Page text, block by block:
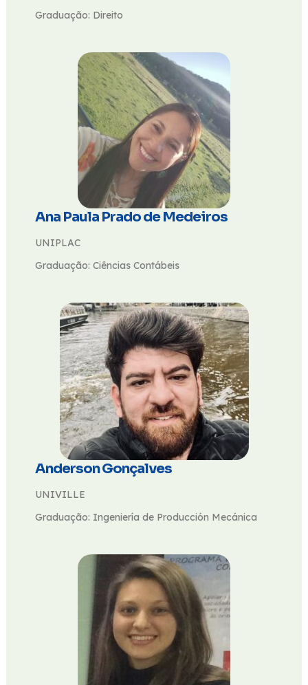
Graduação: Direito
Ana Paula Prado de Medeiros
UNIPLAC
Graduação: Ciências Contábeis
Anderson Gonçalves
UNIVILLE
Graduação: Ingeniería de Producción Mecánica